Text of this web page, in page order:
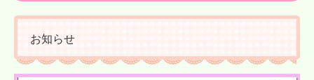
お知らせ